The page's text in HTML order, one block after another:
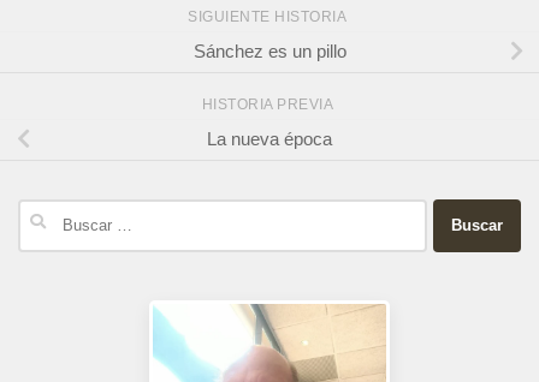
SIGUIENTE HISTORIA
Sánchez es un pillo
HISTORIA PREVIA
La nueva época
Buscar: